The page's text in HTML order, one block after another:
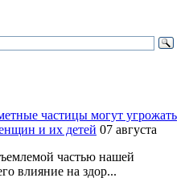
частицы могут угрожать
и их детей 07 августа
частью нашей
влияние на здор...